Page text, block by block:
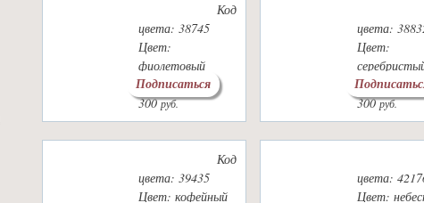
Код
цвета: 38745
Цвет:
фиолетовый
меланж
300руб.
Подписаться
цвета:
Цвет:
серый
300руб.
Код
цвета: 39435
Цвет: кофейный
цвета:
Цвет: